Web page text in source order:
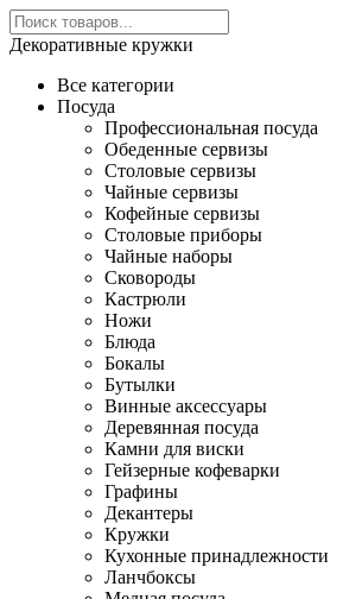
Декоративные кружки
Все категории
Посуда
Профессиональная посуда
Обеденные сервизы
Столовые сервизы
Чайные сервизы
Кофейные сервизы
Столовые приборы
Чайные наборы
Сковороды
Кастрюли
Ножи
Блюда
Бокалы
Бутылки
Винные аксессуары
Деревянная посуда
Камни для виски
Гейзерные кофеварки
Графины
Декантеры
Кружки
Кухонные принадлежности
Ланчбоксы